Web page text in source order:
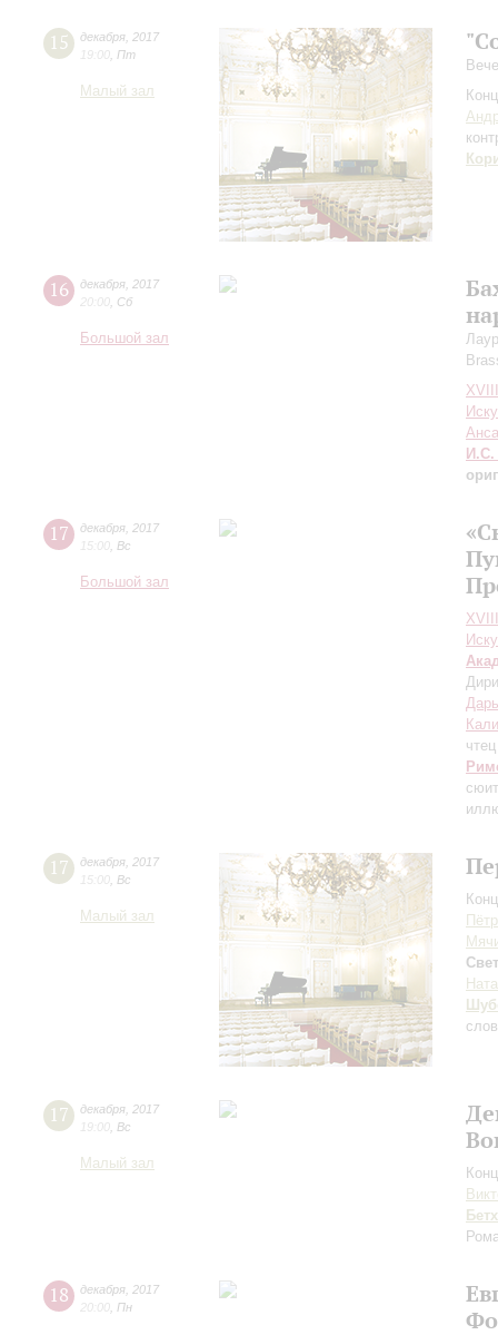
15 декабря 2017
19:00 Пт
Малый зал
16 декабря 2017
20:00 Сб
Большой зал
И.С.
17 декабря 2017
15:00 Вс
Большой зал
17 декабря 2017
15:00 Вс
Малый зал
17 декабря 2017
19:00 Вс
Малый зал
18 декабря 2017
20:00 Пн